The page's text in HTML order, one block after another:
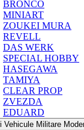
BRONCO
MINIART
ZOUKEI MURA
REVELL
DAS WERK
SPECIAL HOBBY
HASEGAWA
TAMIYA
CLEAR PROP
ZVEZDA
EDUARD
Vehicule Militare